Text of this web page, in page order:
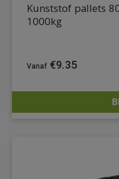
Kunststof pallets
1000kg
€9.35